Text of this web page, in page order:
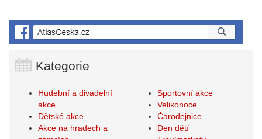
Kategorie
Hudební a divadelní
akce
Dětské akce
Akce na hradech a
Sportovní akce
Velikonoce
Čarodejnice
Den dětí